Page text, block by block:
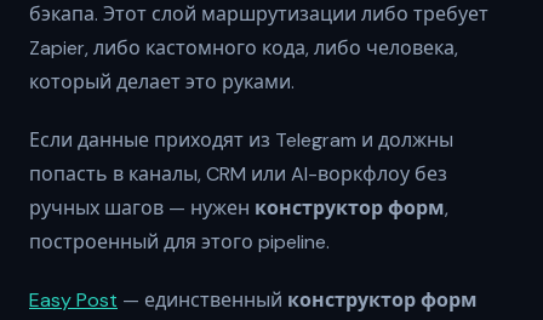
бэкапа. Этот слой маршрутизации либо требует
Zapier, либо кастомного кода, либо человека,
который делает это руками.
Если данные приходят из Telegram и должны
попасть в каналы, CRM или AI-воркфлоу без
ручных шагов — нужен конструктор форм,
построенный для этого pipeline.
Easy Post — единственный конструктор форм